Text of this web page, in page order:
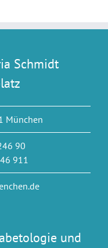
Schmidt
München
90
911
und